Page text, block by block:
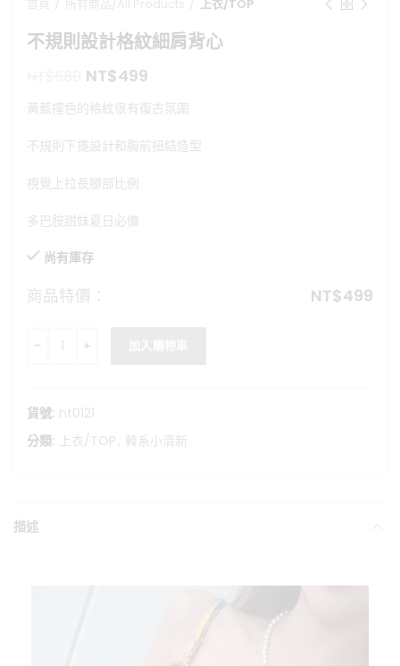
上衣/TOP
不規則設計格紋細肩背心
原
價
NT$680。
NT$499
價
NT$499。
黃藍撞色的格紋很有復古氛圍
不規則下擺設計和胸前扭結造型
視覺上拉長腿部比例
多巴胺甜妹夏日必備
尚有庫存
商品特價： NT$499
不規則設計格紋細肩背心 數量
貨號: nt0121
分類: 上衣/TOP , 韓系小清新
描述